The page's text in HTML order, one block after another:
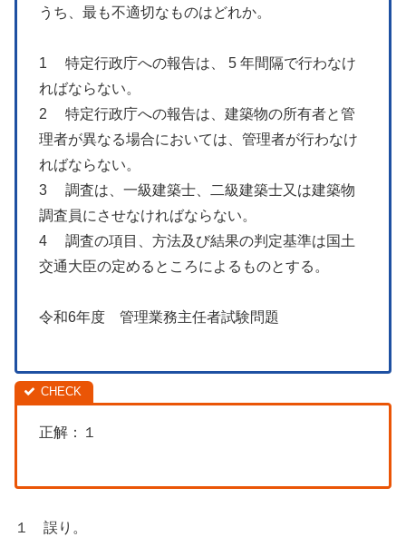
うち、最も不適切なものはどれか。
1 特定行政庁への報告は、 5 年間隔で行わなけ
ればならない。
2 特定行政庁への報告は、建築物の所有者と管
理者が異なる場合においては、管理者が行わなけ
ればならない。
3 調査は、一級建築士、二級建築士又は建築物
調査員にさせなければならない。
4 調査の項目、方法及び結果の判定基準は国土
交通大臣の定めるところによるものとする。
令和6年度 管理業務主任者試験問題
正解：１
１ 誤り。